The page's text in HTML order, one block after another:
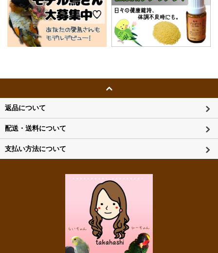
返品について
配送・送料について
支払い方法について